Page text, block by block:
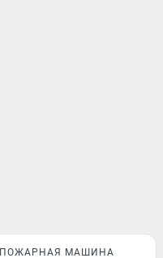
ПОЖАРНАЯ МАШИНА